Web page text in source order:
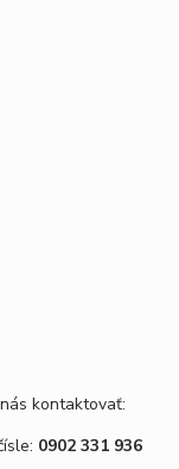
kontaktovať:
0902 331 936